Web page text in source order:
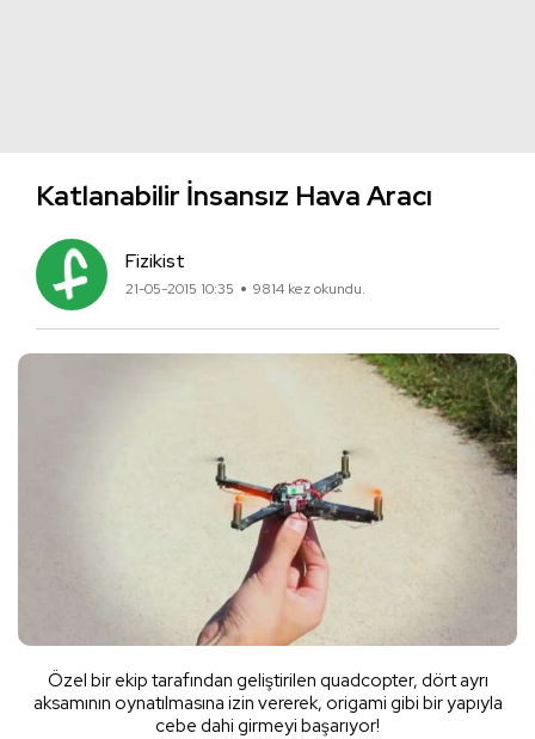
Katlanabilir İnsansız Hava Aracı
Fizikist
21-05-2015 10:35 9814 kez okundu.
Özel bir ekip tarafından geliştirilen quadcopter, dört ayrı
aksamının oynatılmasına izin vererek, origami gibi bir yapıyla
cebe dahi girmeyi başarıyor!